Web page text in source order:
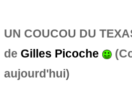
UN COUCOU DU
de Gilles Picoche
aujourd'hui)